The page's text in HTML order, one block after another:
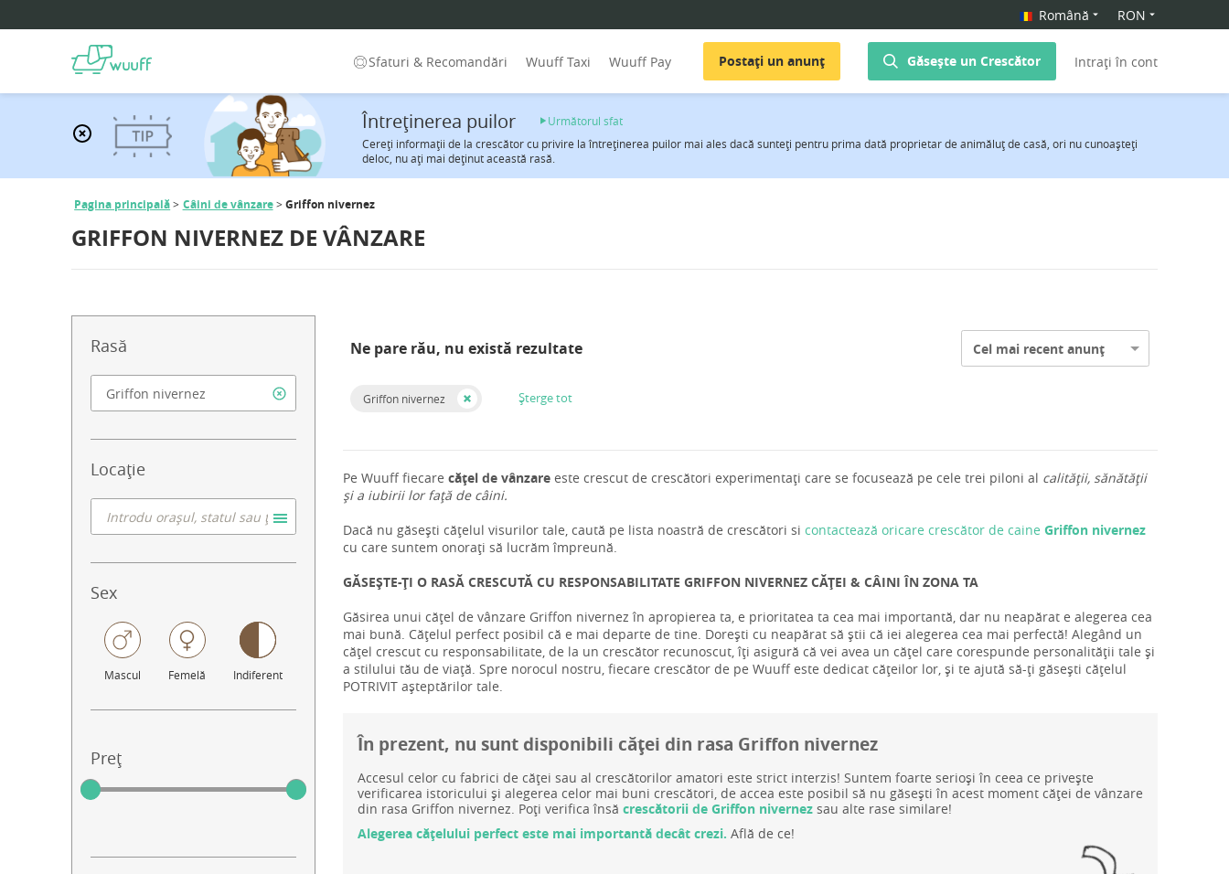
Română RON
Sfaturi & Recomandări Wuuff Taxi Wuuff Pay Postați un anunț Găsește un Crescător Intrați în cont
Întreţinerea puilor
Următorul sfat
Cereţi informaţii de la crescător cu privire la întreţinerea puilor mai ales dacă sunteţi pentru prima dată proprietar de animăluţ de casă, ori nu cunoaşteţi
deloc, nu aţi mai deţinut această rasă.
Pagina principală Câini de vânzare Griffon nivernez
GRIFFON NIVERNEZ DE VÂNZARE
Rasă
Locație
Sex
Mascul Femelă Indiferent
Preț
Ne pare rău, nu există rezultate Cel mai recent anunț
Griffon nivernez Șterge tot
Pe Wuuff fiecare cățel de vânzare este crescut de crescători experimentați care se focusează pe cele trei piloni al calității, sănătății
și a iubirii lor față de câini.
Dacă nu găsești cățelul visurilor tale, caută pe lista noastră de crescători si contactează oricare crescător de caine Griffon nivernez
cu care suntem onorați să lucrăm împreună.
GĂSEȘTE-ȚI O RASĂ CRESCUTĂ CU RESPONSABILITATE GRIFFON NIVERNEZ CĂȚEI & CÂINI ÎN ZONA TA
Găsirea unui cățel de vânzare Griffon nivernez în apropierea ta, e prioritatea ta cea mai importantă, dar nu neapărat e alegerea cea
mai bună. Cățelul perfect posibil că e mai departe de tine. Dorești cu neapărat să știi că iei alegerea cea mai perfectă! Alegând un
cățel crescut cu responsabilitate, de la un crescător recunoscut, îți asigură că vei avea un cățel care corespunde personalității tale și
a stilului tău de viață. Spre norocul nostru, fiecare crescător de pe Wuuff este dedicat cățeilor lor, și te ajută să-ți găsești cățelul
POTRIVIT așteptărilor tale.
În prezent, nu sunt disponibili căței din rasa Griffon nivernez
Accesul celor cu fabrici de căței sau al crescătorilor amatori este strict interzis! Suntem foarte serioși în ceea ce privește
verificarea istoricului și alegerea celor mai buni crescători, de accea este posibil să nu găsești în acest moment căței de vânzare
din rasa Griffon nivernez. Poți verifica însă crescătorii de Griffon nivernez sau alte rase similare!
Alegerea cățelului perfect este mai importantă decât crezi. Află de ce!